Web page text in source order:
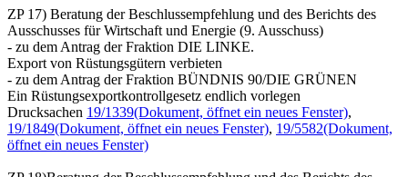
ZP 17) Beratung der Beschlussempfehlung und des Berichts des
Ausschusses für Wirtschaft und Energie (9. Ausschuss)
- zu dem Antrag der Fraktion DIE LINKE.
Export von Rüstungsgütern verbieten
- zu dem Antrag der Fraktion BÜNDNIS 90/DIE GRÜNEN
Ein Rüstungsexportkontrollgesetz endlich vorlegen
Drucksachen 19/1339(Dokument, öffnet ein neues Fenster),
19/1849(Dokument, öffnet ein neues Fenster), 19/5582(Dokument,
öffnet ein neues Fenster)